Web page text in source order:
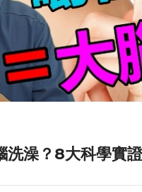
洗澡？8大科學實